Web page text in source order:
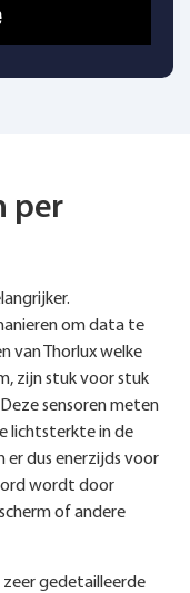
per
om data te
van Thorlux welke
zijn stuk voor stuk
sensoren meten
lichtsterkte in de
dus enerzijds voor
wordt door
of andere
zeer gedetailleerde